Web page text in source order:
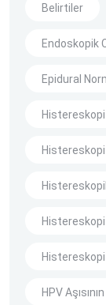
Belirtiler
Endoskopik
Epidural
Histereskopi
Histereskopi
Histereskopi
HPV